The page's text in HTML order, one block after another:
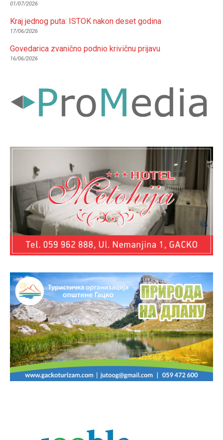
01/07/2026
Kraj jednog puta: ISTOK nakon deset godina
17/06/2026
Govedarica zvanično podnio krivičnu prijavu
16/06/2026